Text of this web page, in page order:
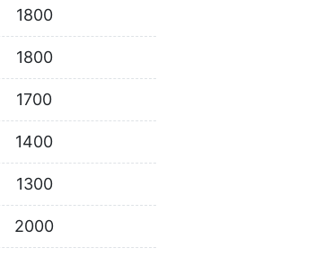
1800
1800
1700
1400
1300
2000